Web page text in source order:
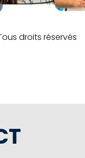
droits réservés